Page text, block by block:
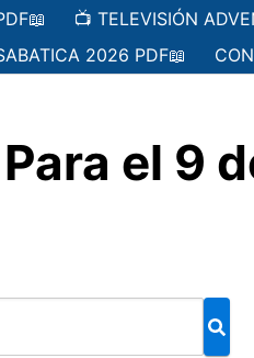
📺 TELEVISIÓN
2026 PDF📖
el 9